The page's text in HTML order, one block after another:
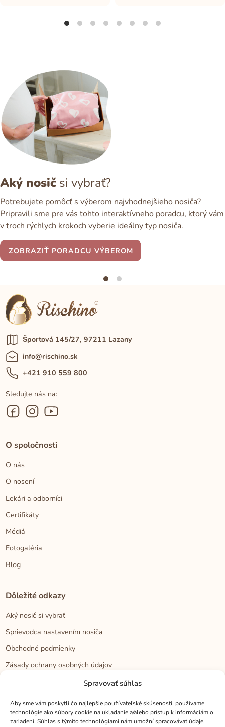
Spravovať súhlas
Aby sme vám poskytli čo najlepšie používateľské skúsenosti, používame
technológie ako súbory cookie na ukladanie a/alebo prístup k informáciám o
zariadení. Súhlas s týmito technológiami nám umožní spracovávať údaje,
Aký nosič si vybrať?
Potrebujete pomôcť s výberom najvhodnejšieho nosiča?
Pripravili sme pre vás tohto interaktívneho poradcu, ktorý vám
v troch rýchlych krokoch vyberie ideálny typ nosiča.
ZOBRAZIŤ PORADCU VÝBEROM
Športová 145/27, 97211 Lazany
info@rischino.sk
+421 910 559 800
Sledujte nás na:
O spoločnosti
O nás
O nosení
Lekári a odborníci
Certifikáty
Médiá
Fotogaléria
Blog
Dôležité odkazy
Aký nosič si vybrať
Sprievodca nastavením nosiča
Obchodné podmienky
Zásady ochrany osobných údajov